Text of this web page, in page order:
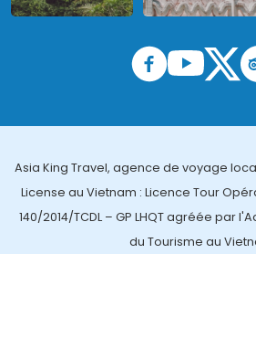
Asia King Travel, agence de voyage
License au Vietnam : Licence Tour
140/2014/TCDL – GP LHQT agréée par
du Tourisme au